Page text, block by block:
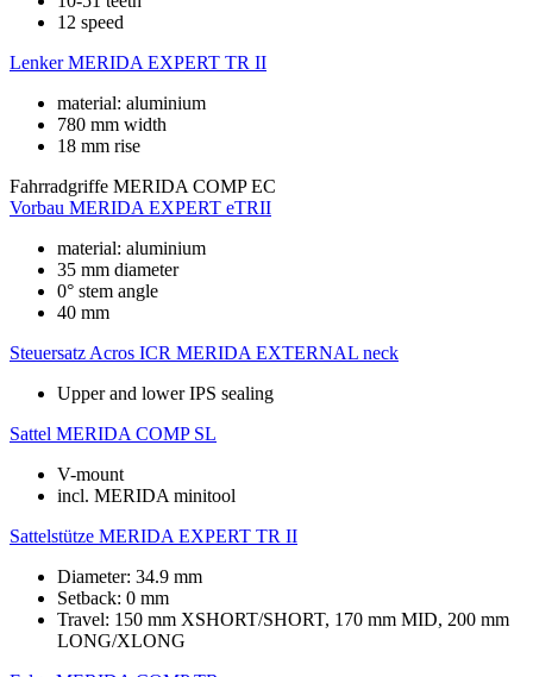
12 speed
Lenker MERIDA EXPERT TR II
material: aluminium
780 mm width
18 mm rise
Fahrradgriffe MERIDA COMP EC
Vorbau MERIDA EXPERT eTRII
material: aluminium
35 mm diameter
0° stem angle
40 mm
Steuersatz Acros ICR MERIDA EXTERNAL neck
Upper and lower IPS sealing
Sattel MERIDA COMP SL
V-mount
incl. MERIDA minitool
Sattelstütze MERIDA EXPERT TR II
Diameter: 34.9 mm
Setback: 0 mm
Travel: 150 mm XSHORT/SHORT, 170 mm MID, 200 mm
LONG/XLONG